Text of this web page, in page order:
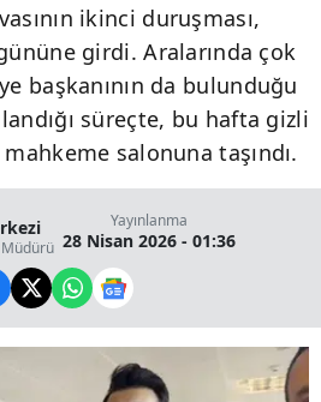
ikinci duruşması,
girdi. Aralarında çok
başkanının da bulunduğu
süreçte, bu hafta gizli
salonuna taşındı.
Müdürü
Yayınlanma
28 Nisan 2026 - 01:36